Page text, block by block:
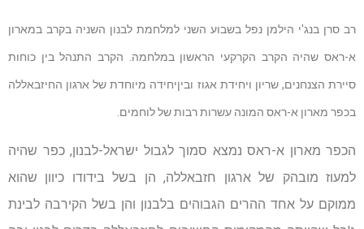
רב סרן בנג'י הילמן נפל בשבוע השני למלחמת לבנון השניה בקרב במארון
א-ראס שהיה הקרב הקרקעי הראשון במלחמה. הקרב התנהל בין כוחות
סיירת הצנחנים, שריון ויחידת אגוז וביןיחידה מיוחדת של ארגון החיזבאללה
בכפר מארון א-ראס המונה עשרות רבות של לוחמים.
הכפר מארון א-ראס נמצא סמוך לגבול ישראל-לבנון, כפר שהיה
למעוז מובהק של ארגון חזבאללה, הן בשל בידודו כיוון שהוא
ממוקם על אחד ההרים הגבוהים בלבנון והן בשל הקירבה לבינת